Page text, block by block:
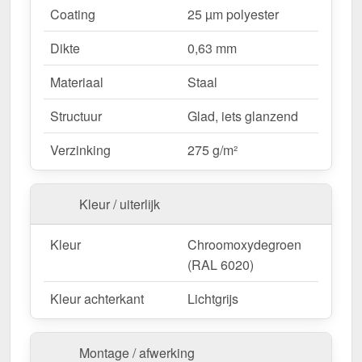
dankzij directe schroefverbinding.
Vaste lengtes– 2,00 m, bespaart tijd en
vermindert afval.
Ideaal voor de volgende toepassingen:
Dakdalen voor trapezium- en golfplaten–
Veilige afwatering en bescherming van het
dakoppervlak.
waterschade aan dakaansluitingen.
voor kleine dakoppervlakken.
Commerciële gebouwen & industriële hallen
Effectieve waterafvoer voor grote
Agrarische gebouwen– Weerbestendig voor
stallen & machinehallen.
Coating
25 µm polyester
Dikte
0,63 mm
Materiaal
Staal
Structuur
Glad, iets glanzend
Verzinking
275 g/m²
Kleur / uiterlijk
Kleur
Chroomoxydegroen
(RAL 6020)
Kleur achterkant
Lichtgrijs
Montage / afwerking